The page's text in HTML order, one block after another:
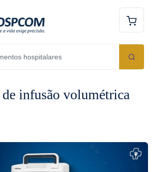
infusão volumétrica